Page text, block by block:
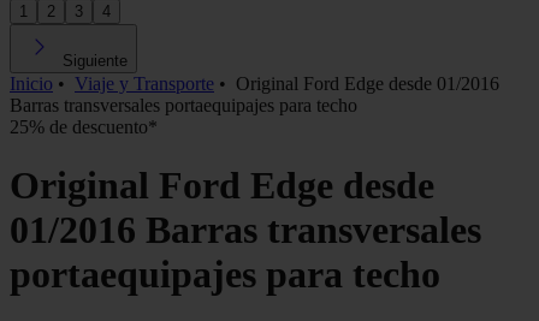
1
2 3 4
Siguiente
Inicio • Viaje y Transporte • Original Ford Edge desde 01/2016
Barras transversales portaequipajes para techo
25% de descuento*
Original Ford Edge desde
01/2016 Barras transversales
portaequipajes para techo